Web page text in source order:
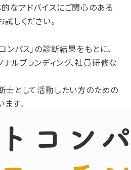
なアドバイスにご関心のある
試しください。
ンパス」の診断結果をもとに、
ルブランディング、社員研修な
士として活動したい方のための
す。